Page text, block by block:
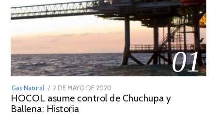
01
Gas Natural
POSTED
ON
2 DE MAYO DE 2020
DE
HOCOL asume control de Chuchupa y
Ballena: Historia